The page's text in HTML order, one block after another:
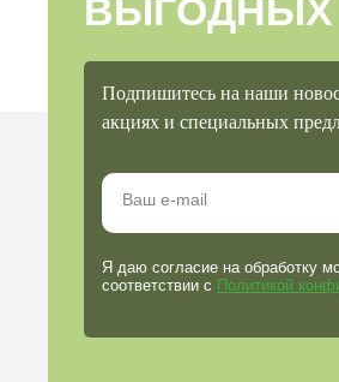
ВЫГОДНЫХ
Подпишитесь на наши
акциях и специальных
Я даю согласие на обработку
соответствии с Политикой